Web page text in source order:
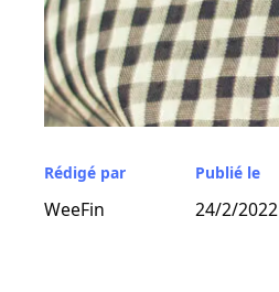
Rédigé par
WeeFin
Publié le
24/2/2022